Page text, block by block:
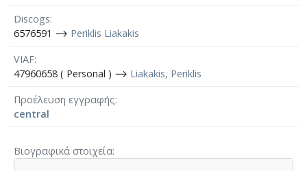
Discogs
6576591 ⟶ Periklis Liakakis
VIAF
47960658 ( Personal ) ⟶ Liakakis, Periklis
Προέλευση εγγραφής
central
Βιογραφικά στοιχεία